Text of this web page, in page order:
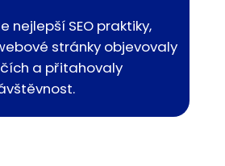
nejlepší SEO praktiky,
stránky objevovaly
a přitahovaly